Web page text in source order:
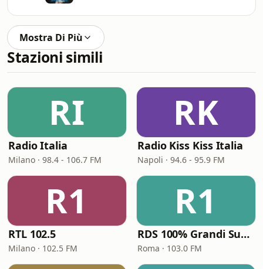
Mostra Di Più
Stazioni simili
RI
Radio Italia
Milano · 98.4 - 106.7 FM
RK
Radio Kiss Kiss Italia
Napoli · 94.6 - 95.9 FM
R1
RTL 102.5
Milano · 102.5 FM
R1
RDS 100% Grandi Successi
Roma · 103.0 FM